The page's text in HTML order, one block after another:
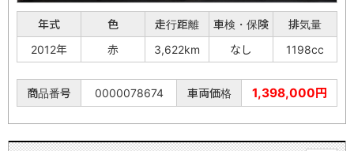
年式 色 走行距離 車検・保険
排気量
2012年
赤 3,622km なし 1198cc
商品番号 0000078674 車両価格 1,398,000円